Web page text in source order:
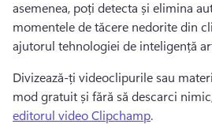
asemenea, poți detecta și elimina
momentele de tăcere nedorite din
ajutorul tehnologiei de inteligență
Divizează-ți videoclipurile sau
mod gratuit și fără să descarci
editorul video Clipchamp.